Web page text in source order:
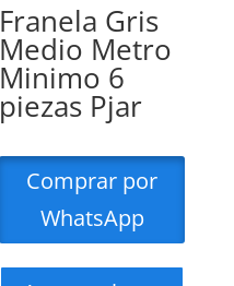
Franela Gris
Medio Metro
Minimo 6
piezas Pjar
Comprar por
WhatsApp